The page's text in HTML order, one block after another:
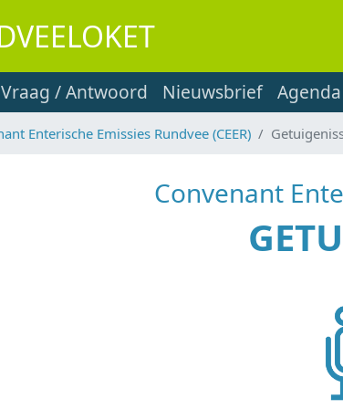
Vraag / Antwoord Nieuwsbrief Agenda
Enterische Emissies Rundvee (CEER)
Convenant